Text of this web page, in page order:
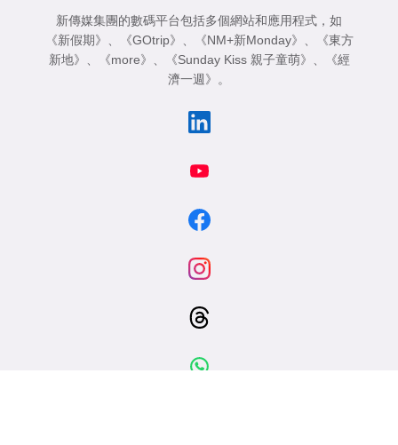
新傳媒集團的數碼平台包括多個網站和應用程式，如
《新假期》 、 《GOtrip》 、 《NM+新Monday》 、
《東方
新地》 、 《more》 、 《Sunday Kiss 親子童萌》 、
《經
濟一週》 。